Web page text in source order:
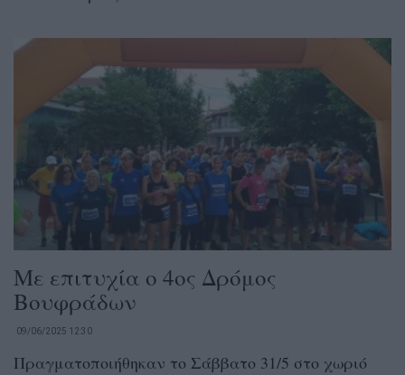
Με επιτυχία ο 4ος Δρόμος
Βουφράδων
09/06/2025 12:30
Πραγματοποιήθηκαν το Σάββατο 31/5 στο χωριό